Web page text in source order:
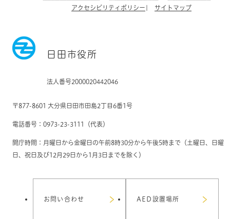
アクセシビリティポリシー
サイトマップ
日田市役所
法人番号2000020442046
〒877-8601 大分県日田市田島2丁目6番1号
電話番号：0973-23-3111（代表）
開庁時間：月曜日から金曜日の午前8時30分から午後5時まで（土曜日、日曜
日、祝日及び12月29日から1月3日までを除く）
お問い合わせ AED設置場所